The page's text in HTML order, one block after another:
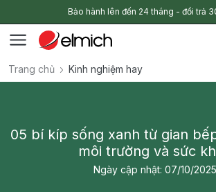
Bảo hành lên đến 24 tháng - đổi trả
Trang chủ Kinh nghiệm hay
05 bí kíp sống xanh từ gian
môi trường và sức
Ngày cập nhật: 07/10/2025